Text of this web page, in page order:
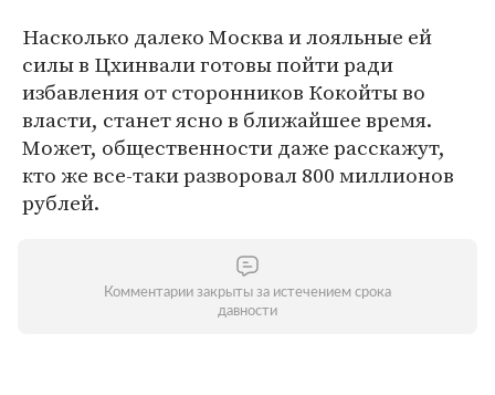
Насколько далеко Москва и лояльные ей
силы в Цхинвали готовы пойти ради
избавления от сторонников Кокойты во
власти, станет ясно в ближайшее время.
Может, общественности даже расскажут,
кто же все-таки разворовал 800 миллионов
рублей.
Комментарии закрыты за истечением срока
давности